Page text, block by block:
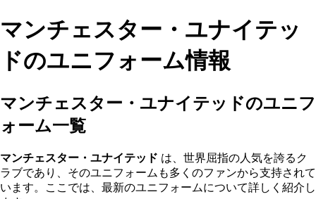
マンチェスター・ユナイテッ
ドのユニフォーム情報
マンチェスター・ユナイテッドのユニフ
ォーム一覧
マンチェスター・ユナイテッド は、世界屈指の人気を誇るク
ラブであり、そのユニフォームも多くのファンから支持されて
います。ここでは、最新のユニフォームについて詳しく紹介し